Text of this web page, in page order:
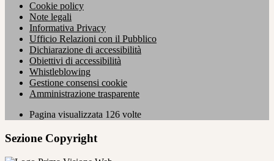
Cookie policy
Note legali
Informativa Privacy
Ufficio Relazioni con il Pubblico
Dichiarazione di accessibilità
Obiettivi di accessibilità
Whistleblowing
Gestione consensi cookie
Amministrazione trasparente
Pagina visualizzata 126 volte
Sezione Copyright